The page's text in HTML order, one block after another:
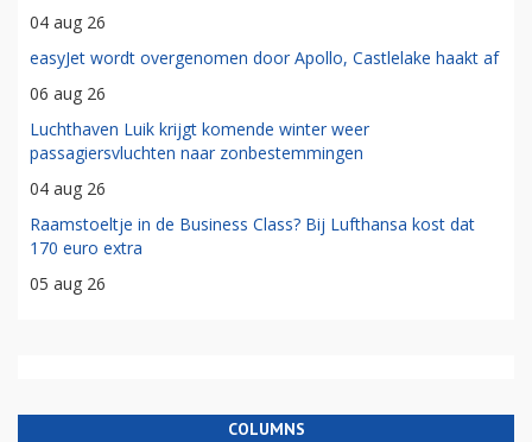
04 aug 26
easyJet wordt overgenomen door Apollo, Castlelake haakt af
06 aug 26
Luchthaven Luik krijgt komende winter weer
passagiersvluchten naar zonbestemmingen
04 aug 26
Raamstoeltje in de Business Class? Bij Lufthansa kost dat
170 euro extra
05 aug 26
COLUMNS